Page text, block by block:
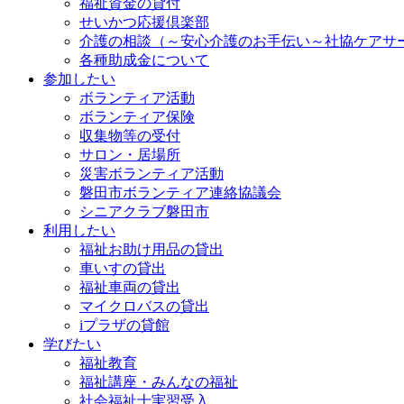
せいかつ応援倶楽部
介護の相談（～安心介護のお手伝い～社協ケアサ
各種助成金について
参加したい
ボランティア活動
ボランティア保険
収集物等の受付
サロン・居場所
災害ボランティア活動
磐田市ボランティア連絡協議会
シニアクラブ磐田市
利用したい
福祉お助け用品の貸出
車いすの貸出
福祉車両の貸出
マイクロバスの貸出
iプラザの貸館
学びたい
福祉教育
福祉講座・みんなの福祉
社会福祉士実習受入